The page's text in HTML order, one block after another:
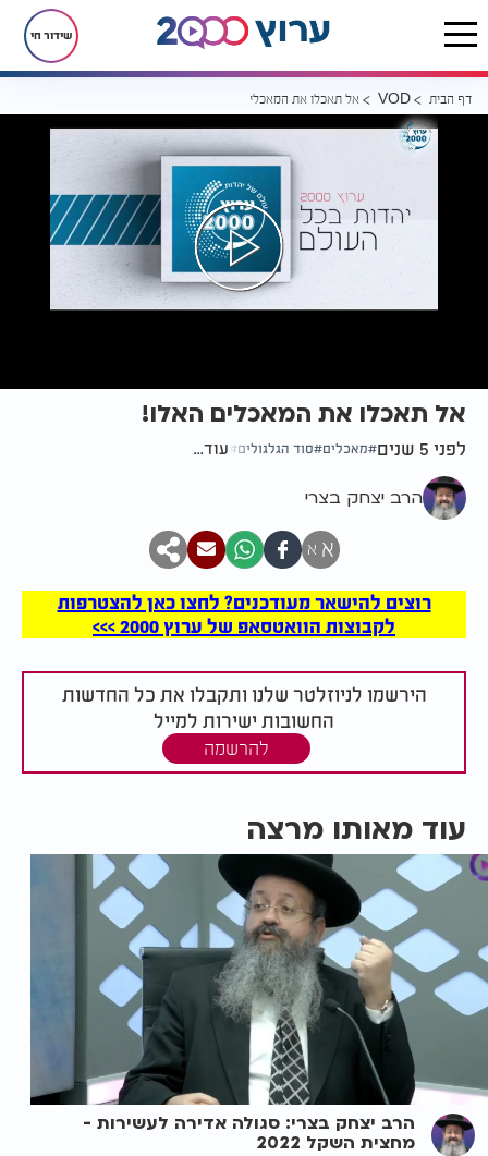
שידור חי
דף הבית VOD אל תאכלו את המאכלים האלו!
אל תאכלו את המאכלים האלו!
לפני 5 שנים מאכלים סוד הגלגולים עוד...
הרב יצחק בצרי
א א
רוצים להישאר מעודכנים? לחצו כאן להצטרפות
לקבוצות הוואטסאפ של ערוץ 2000 >>>
הירשמו לניוזלטר שלנו ותקבלו את כל החדשות
החשובות ישירות למייל
להרשמה
עוד מאותו מרצה
הרב יצחק בצרי: סגולה אדירה לעשירות -
מחצית השקל 2022